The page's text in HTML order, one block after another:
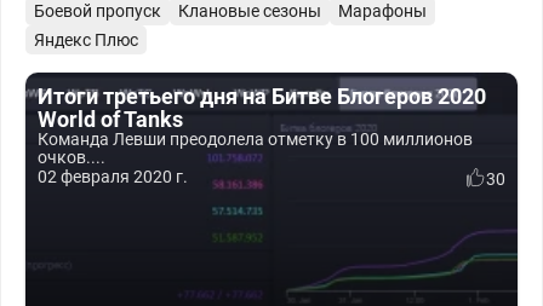
Боевой пропуск
Клановые сезоны
Марафоны
Яндекс Плюс
Итоги третьего дня на Битве Блогеров 2020
World of Tanks
Команда Левши преодолела отметку в 100 миллионов
очков....
02 февраля 2020 г.
30